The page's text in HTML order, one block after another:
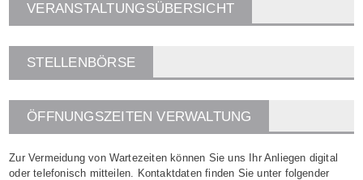
VERANSTALTUNGSÜBERSICHT
STELLENBÖRSE
ÖFFNUNGSZEITEN VERWALTUNG
Zur Vermeidung von Wartezeiten können Sie uns Ihr Anliegen digital
oder telefonisch mitteilen. Kontaktdaten finden Sie unter folgender